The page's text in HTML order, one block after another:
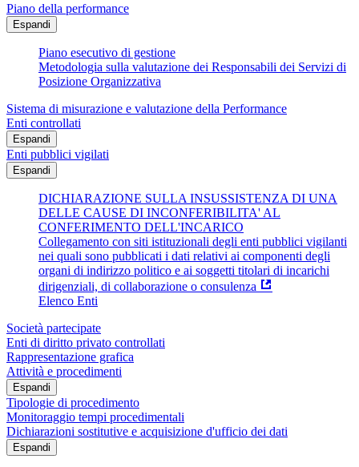
Piano della performance
Espandi
Piano esecutivo di gestione
Metodologia sulla valutazione dei Responsabili dei Servizi di
Posizione Organizzativa
Sistema di misurazione e valutazione della Performance
Enti controllati
Espandi
Enti pubblici vigilati
Espandi
DICHIARAZIONE SULLA INSUSSISTENZA DI UNA
DELLE CAUSE DI INCONFERIBILITA' AL
CONFERIMENTO DELL'INCARICO
Collegamento con siti istituzionali degli enti pubblici vigilanti
nei quali sono pubblicati i dati relativi ai componenti degli
organi di indirizzo politico e ai soggetti titolari di incarichi
dirigenziali, di collaborazione o consulenza
Elenco Enti
Società partecipate
Enti di diritto privato controllati
Rappresentazione grafica
Attività e procedimenti
Espandi
Tipologie di procedimento
Monitoraggio tempi procedimentali
Dichiarazioni sostitutive e acquisizione d'ufficio dei dati
Espandi